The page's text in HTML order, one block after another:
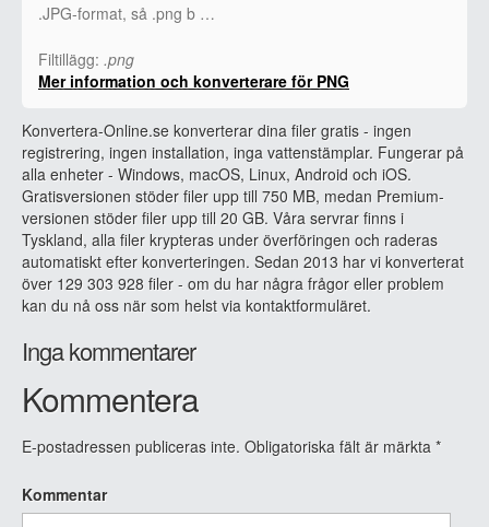
.JPG-format, så .png b …
Filtillägg: .png
Mer information och konverterare för PNG
Konvertera-Online.se konverterar dina filer gratis - ingen
registrering, ingen installation, inga vattenstämplar. Fungerar på
alla enheter - Windows, macOS, Linux, Android och iOS.
Gratisversionen stöder filer upp till 750 MB, medan Premium-
versionen stöder filer upp till 20 GB. Våra servrar finns i
Tyskland, alla filer krypteras under överföringen och raderas
automatiskt efter konverteringen. Sedan 2013 har vi konverterat
över 129 303 928 filer - om du har några frågor eller problem
kan du nå oss när som helst via kontaktformuläret.
Inga kommentarer
Kommentera
E-postadressen publiceras inte. Obligatoriska fält är märkta *
Kommentar